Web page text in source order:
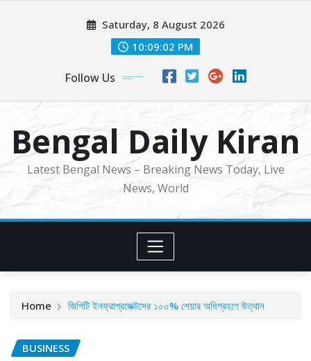
Saturday, 8 August 2026
10:09:04 PM
Follow Us
Bengal Daily Kiran
Latest Bengal News – Breaking News Today, Live
News, World
Home জিপিটি ইনফ্রাপ্রজেক্টসের ১০০% শেয়ার অধিগ্রহণে উত্থান
BUSINESS